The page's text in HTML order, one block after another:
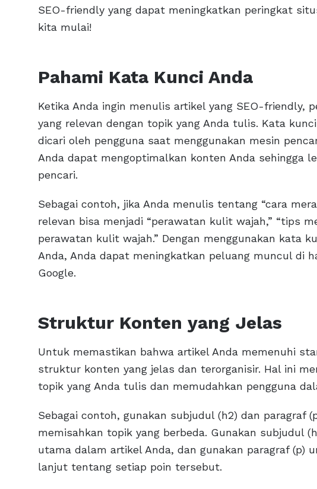
SEO-friendly yang dapat meningkatkan peringkat
kita mulai!
Pahami Kata Kunci Anda
Ketika Anda ingin menulis artikel yang SEO-friendly,
yang relevan dengan topik yang Anda tulis. Kata
dicari oleh pengguna saat menggunakan mesin
Anda dapat mengoptimalkan konten Anda sehingga
pencari.
Sebagai contoh, jika Anda menulis tentang “cara
relevan bisa menjadi “perawatan kulit wajah,” “tips
perawatan kulit wajah.” Dengan menggunakan kata
Anda, Anda dapat meningkatkan peluang muncul di
Google.
Struktur Konten yang Jelas
Untuk memastikan bahwa artikel Anda memenuhi
struktur konten yang jelas dan terorganisir. Hal ini
topik yang Anda tulis dan memudahkan pengguna
Sebagai contoh, gunakan subjudul (h2) dan paragraf
memisahkan topik yang berbeda. Gunakan subjudul
utama dalam artikel Anda, dan gunakan paragraf (p)
lanjut tentang setiap poin tersebut.